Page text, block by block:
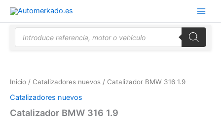
contenido
Búsqueda
Inicio / Catalizadores nuevos / Catalizador BMW 316 1.9
Catalizadores nuevos
Catalizador BMW 316 1.9